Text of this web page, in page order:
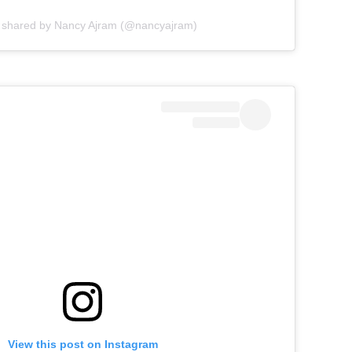
shared by Nancy Ajram (@nancyajram)
View this post on Instagram